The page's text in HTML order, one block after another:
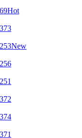
Hot
New